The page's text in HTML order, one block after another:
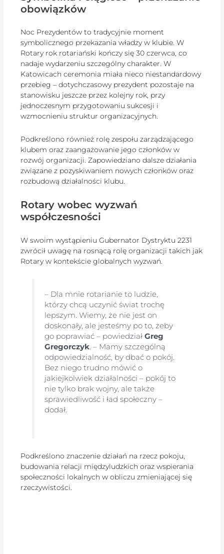
obowiązków
Noc Prezydentów to tradycyjnie moment
symbolicznego przekazania władzy w klubie. W
Rotary rok rotariański kończy się 30 czerwca, co
nadaje wydarzeniu szczególny charakter. W
Katowicach ceremonia miała nieco niestandardowy
przebieg – dotychczasowy prezydent pozostaje na
stanowisku jeszcze przez kolejny rok, przy
jednoczesnym przygotowaniu sukcesji i
wzmocnieniu struktur organizacyjnych.
Podkreślono również rolę zespołu zarządzającego
klubem oraz zaangażowanie jego członków w
rozwój organizacji. Zapowiedziano dalsze działania
związane z pozyskiwaniem nowych członków oraz
rozbudową działalności klubu.
Rotary wobec wyzwań
współczesności
W swoim wystąpieniu Gubernator Dystryktu 2231
zwrócił uwagę na rosnącą rolę organizacji takich jak
Rotary w kontekście globalnych wyzwań.
– Dla mnie rotarianie to ludzie,
którzy chcą uczynić świat trochę
lepszym. Wiemy, że nie jest on
doskonały, ale jesteśmy po to, żeby
go poprawiać – powiedziałGreg
Gregorczyk. – Mamy szczególną
odpowiedzialność, by dbać o pokój.
Bez niego trudno mówić o
jakiejkolwiek działalności – pokój to
nie tylko brak wojny, ale także
sprawiedliwość i ład społeczny –
dodał.
Podkreślono znaczenie działań na rzecz pokoju,
budowania relacji międzyludzkich oraz wspierania
społeczności lokalnych w obliczu zmieniającej się
rzeczywistości.